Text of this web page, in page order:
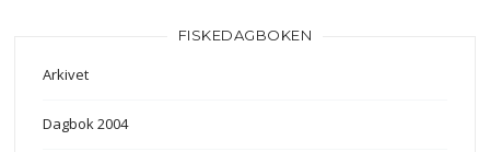
FISKEDAGBOKEN
Arkivet
Dagbok 2004